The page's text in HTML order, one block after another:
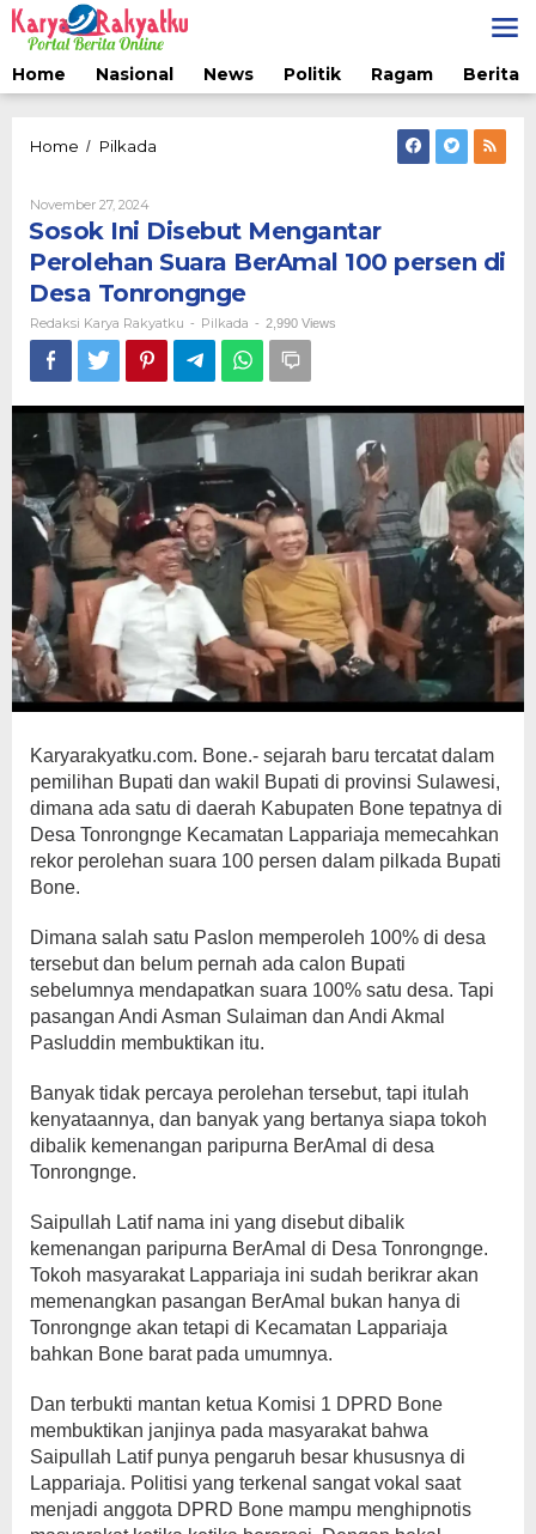
Lewati
ke
konten
Home
Nasional News Politik Ragam Berita
Home / Pilkada
Perolehan
Suara
BerAmal
100
persen
di
Desa
Tonrongnge
November 27, 2024Oleh
Redaksi
Karya
Rakyatku
Sosok Ini Disebut Mengantar
Perolehan Suara BerAmal 100 persen di
Desa Tonrongnge
Redaksi Karya Rakyatku - Pilkada - 2,990 Views
Karyarakyatku.com. Bone.- sejarah baru tercatat dalam
pemilihan Bupati dan wakil Bupati di provinsi Sulawesi,
dimana ada satu di daerah Kabupaten Bone tepatnya di
Desa Tonrongnge Kecamatan Lappariaja memecahkan
rekor perolehan suara 100 persen dalam pilkada Bupati
Bone.
Dimana salah satu Paslon memperoleh 100% di desa
tersebut dan belum pernah ada calon Bupati
sebelumnya mendapatkan suara 100% satu desa. Tapi
pasangan Andi Asman Sulaiman dan Andi Akmal
Pasluddin membuktikan itu.
Banyak tidak percaya perolehan tersebut, tapi itulah
kenyataannya, dan banyak yang bertanya siapa tokoh
dibalik kemenangan paripurna BerAmal di desa
Tonrongnge.
Saipullah Latif nama ini yang disebut dibalik
kemenangan paripurna BerAmal di Desa Tonrongnge.
Tokoh masyarakat Lappariaja ini sudah berikrar akan
memenangkan pasangan BerAmal bukan hanya di
Tonrongnge akan tetapi di Kecamatan Lappariaja
bahkan Bone barat pada umumnya.
Dan terbukti mantan ketua Komisi 1 DPRD Bone
membuktikan janjinya pada masyarakat bahwa
Saipullah Latif punya pengaruh besar khususnya di
Lappariaja. Politisi yang terkenal sangat vokal saat
menjadi anggota DPRD Bone mampu menghipnotis